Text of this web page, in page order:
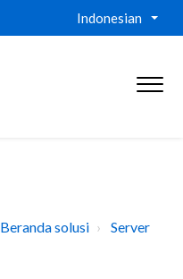
Indonesian
Beranda solusi
Server